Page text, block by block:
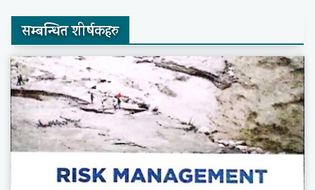
सम्बन्धित शीर्षकहरु